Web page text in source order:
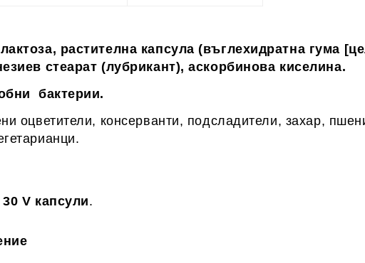
растителна капсула (въглехидратна гума
стеарат (лубрикант), аскорбинова киселина.
бактерии.
оцветители, консерванти, подсладители, захар,
V капсули.